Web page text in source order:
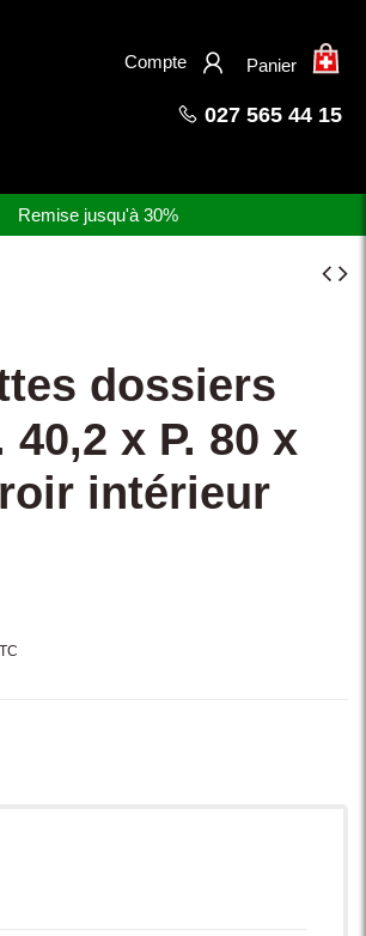
×
Compte Panier
027 565 44 15
Remise jusqu'à 30%
dossiers
x P. 80 x
intérieur